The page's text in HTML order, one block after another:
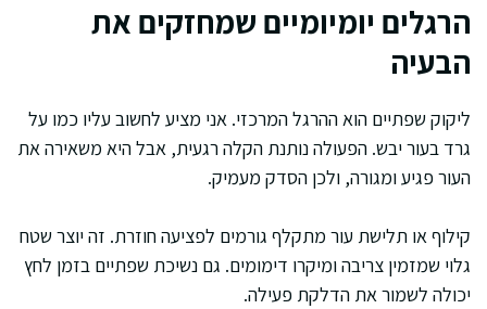
הרגלים יומיומיים שמחזקים את
הבעיה
ליקוק שפתיים הוא ההרגל המרכזי. אני מציע לחשוב עליו כמו על
גרד בעור יבש. הפעולה נותנת הקלה רגעית, אבל היא משאירה את
העור פגיע ומגורה, ולכן הסדק מעמיק.
קילוף או תלישת עור מתקלף גורמים לפציעה חוזרת. זה יוצר שטח
גלוי שמזמין צריבה ומיקרו דימומים. גם נשיכת שפתיים בזמן לחץ
יכולה לשמור את הדלקת פעילה.